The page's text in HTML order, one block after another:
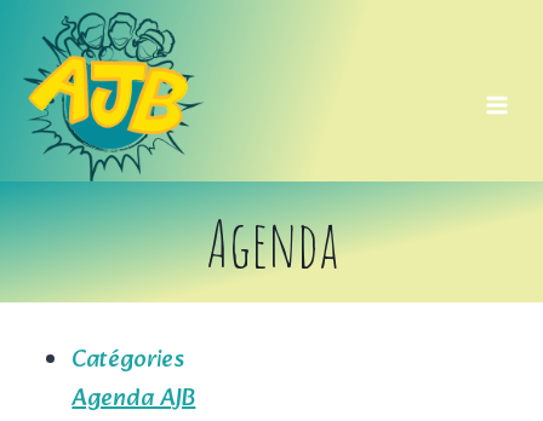
contenu
Agenda
Catégories
Agenda AJB